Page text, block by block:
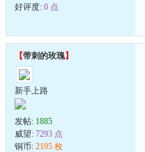
好评度: 0 点
【带刺的玫瑰】
新手上路
发帖: 1885
威望: 7293 点
铜币: 2195 枚